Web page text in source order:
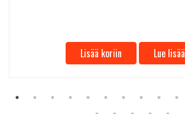
Lisää koriin Lue lisää